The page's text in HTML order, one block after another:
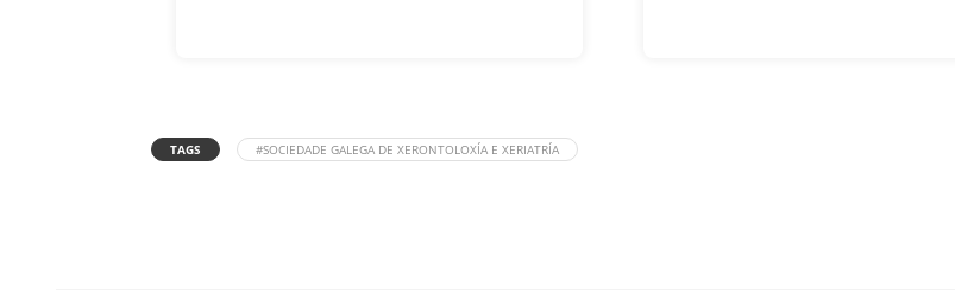
TAGS #SOCIEDADE GALEGA DE XERONTOLOXÍA E XERIATRÍA